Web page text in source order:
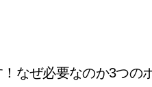
なぜ必要なのか3つの